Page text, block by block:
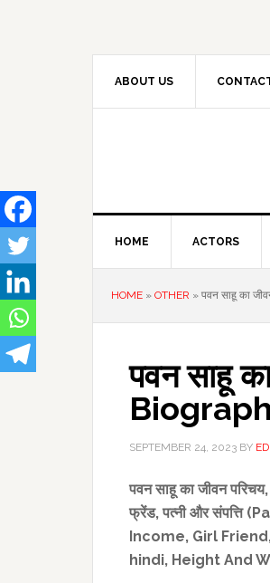
ABOUT US
HOME ACTORS
HOME » OTHER » पवन साहू का
पवन साहू
SEPTEMBER 24, 2023 BY
पवन साहू का जीवन परिचय
फ्रेंड,पत्नी और संपत्ति (
Income, Girl
hindi, Height And